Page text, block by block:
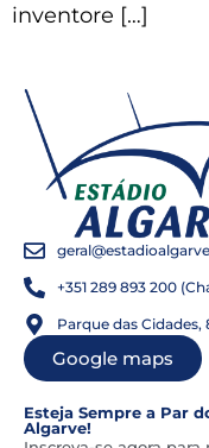
inventore […]
+351 289 893 200
Parque das Cidades,
Google maps
Esteja Sempre a Par
Algarve!